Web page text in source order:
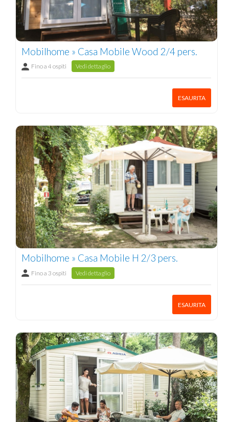
Mobilhome » Casa Mobile Wood 2/4 pers.
Fino a 4 ospiti Vedi dettaglio
ESAURITA
Mobilhome » Casa Mobile H 2/3 pers.
Fino a 3 ospiti Vedi dettaglio
ESAURITA